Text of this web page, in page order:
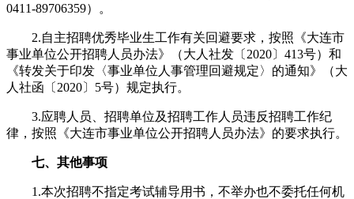
0411-89706359）。
2.自主招聘优秀毕业生工作有关回避要求，按照《大连市
事业单位公开招聘人员办法》（大人社发〔2020〕413号）和
《转发关于印发〈事业单位人事管理回避规定〉的通知》（大
人社函〔2020〕5号）规定执行。
3.应聘人员、招聘单位及招聘工作人员违反招聘工作纪
律，按照《大连市事业单位公开招聘人员办法》的要求执行。
七、其他事项
1.本次招聘不指定考试辅导用书，不举办也不委托任何机